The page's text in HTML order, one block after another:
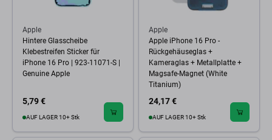
Apple
Hintere Glasscheibe
Klebestreifen Sticker für
iPhone 16 Pro | 923-11071-S |
Genuine Apple
5,79 €
AUF LAGER 10+ Stk
Apple
Apple iPhone 16 Pro -
Rückgehäuseglas +
Kameraglas + Metallplatte +
Magsafe-Magnet (White
Titanium)
24,17 €
AUF LAGER 10+ Stk